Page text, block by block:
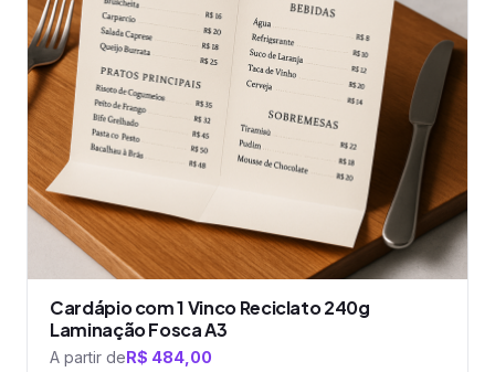
podem
ser
escolhidas
na
página
do
produto
Cardápio com 1 Vinco Reciclato 240g
Laminação Fosca A3
A partir deR$ 484,00